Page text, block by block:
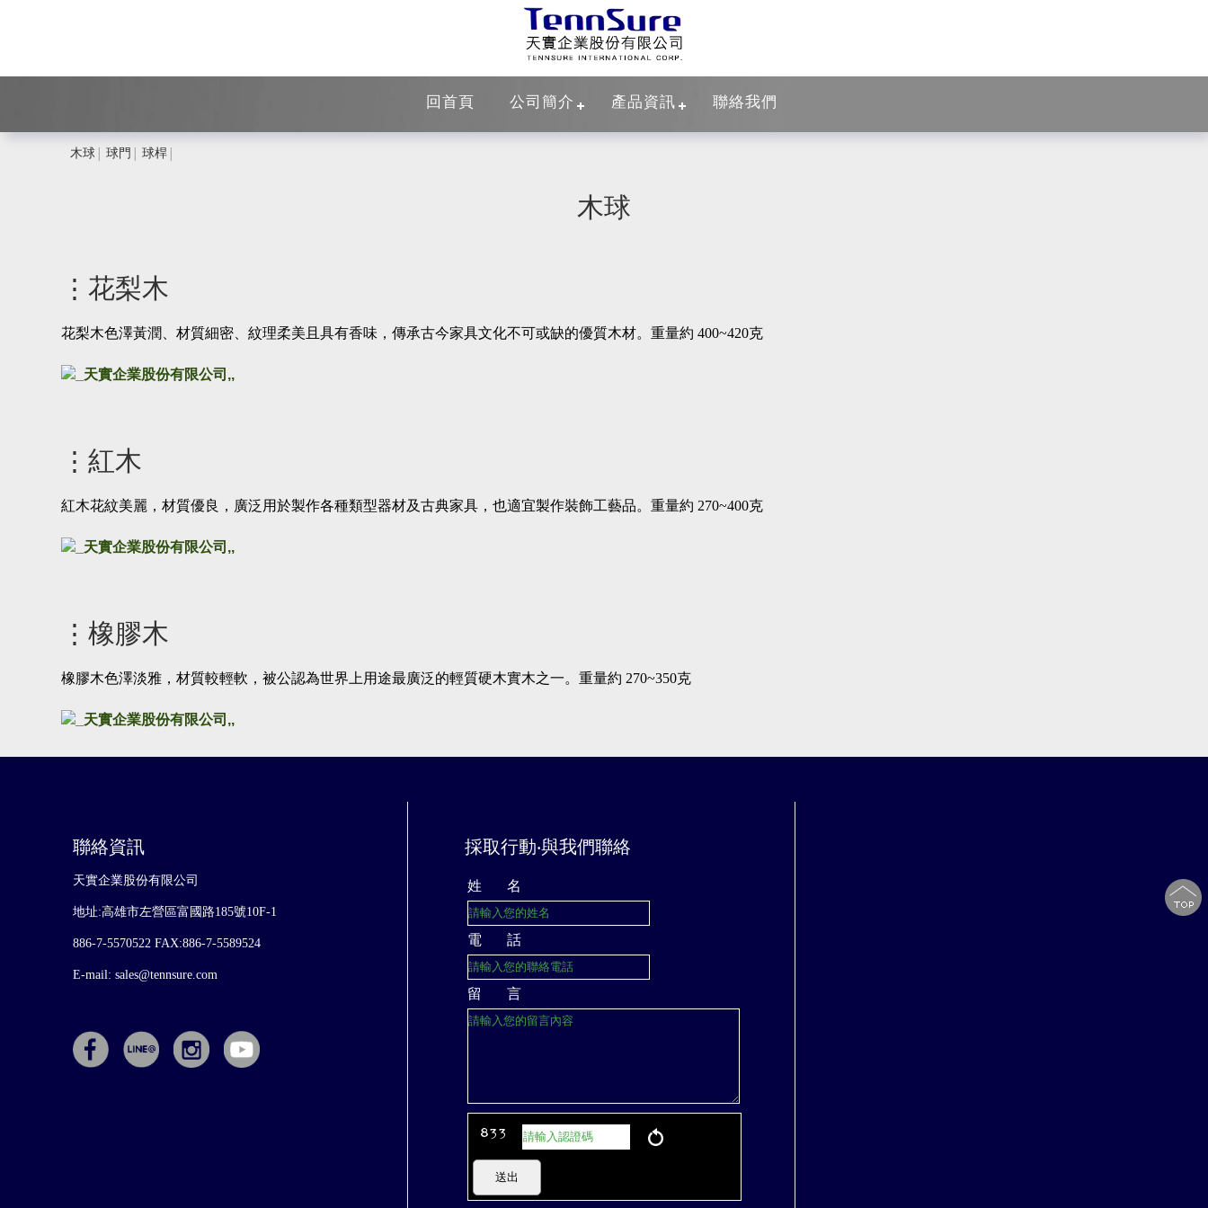
回首頁 公司簡介 產品資訊 聯絡我們
木球│ 球門 球桿│
木球
⋮花梨木
花梨木色澤黃潤、材質細密、紋理柔美且具有香味，傳承古今家具文化不可或缺的優質木材。重量約 400~420克
⋮紅木
紅木花紋美麗，材質優良，廣泛用於製作各種類型器材及古典家具，也適宜製作裝飾工藝品。重量約 270~400克
⋮橡膠木
橡膠木色澤淡雅，材質較輕軟，被公認為世界上用途最廣泛的輕質硬木實木之一。重量約 270~350克
聯絡資訊
天實企業股份有限公司
地址:高雄市左營區富國路185號10F-1
886-7-5570522FAX:886-7-5589524
E-mail: sales@tennsure.com
採取行動‧與我們聯絡